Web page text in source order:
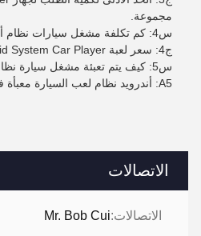
الاتصالات
الاتصالات:Mr. Bob Cui
مجموعة.
س4: كم تكلفة مشغل سيارات نظام أندرويد؟
ج4: سعر لعبة Android System Car Player قابل للتفاوض.
س5: كيف يتم تعبئة مشغل سيارة نظام أندرويد؟
A5: أندرويد نظام لعب السيارة معبأة في كارتون.